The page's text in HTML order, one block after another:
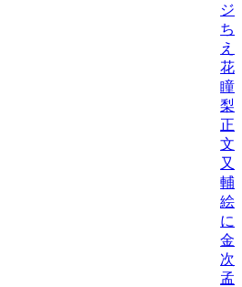
ジ
ち
え
花
瞳/
梨
正
文
又
輔/
絵
に
金
次/
孟